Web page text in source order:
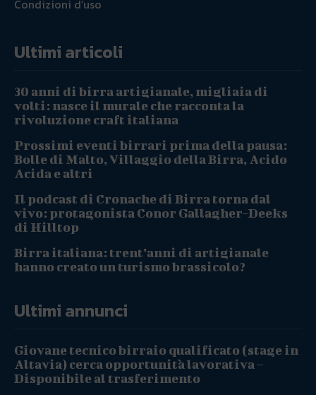
Condizioni d’uso
Ultimi articoli
30 anni di birra artigianale, migliaia di
volti: nasce il murale che racconta la
rivoluzione craft italiana
Prossimi eventi birrari prima della pausa:
Bolle di Malto, Villaggio della Birra, Acido
Acida e altri
Il podcast di Cronache di Birra torna dal
vivo: protagonista Conor Gallagher-Deeks
di Hilltop
Birra italiana: trent’anni di artigianale
hanno creato un turismo brassicolo?
Ultimi annunci
Giovane tecnico birraio qualificato (stage in
Altavia) cerca opportunità lavorativa –
Disponibile al trasferimento